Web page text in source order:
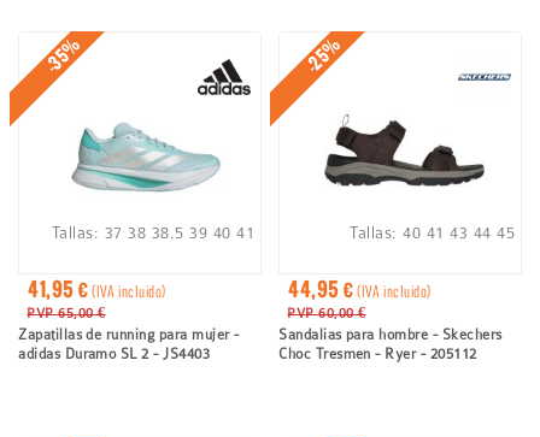
-35%
41,95 €(IVA incluido)
PVP 65,00 €
Zapatillas de running para mujer -
adidas Duramo SL 2 - JS4403
Tallas: 37 38 38.5 39 40 41
-25%
44,95 €(IVA incluido)
PVP 60,00 €
Sandalias para hombre - Skechers
Choc Tresmen - Ryer - 205112
Tallas:40 41 43 44 45